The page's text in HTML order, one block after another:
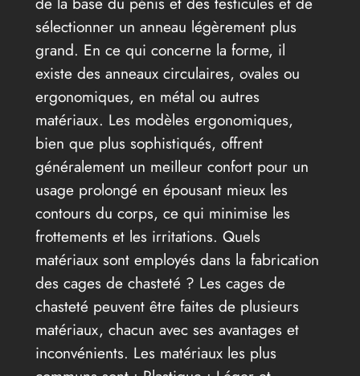
sélectionner un anneau légèrement plus
grand. En ce qui concerne la forme, il
existe des anneaux circulaires, ovales ou
ergonomiques, en métal ou autres
matériaux. Les modèles ergonomiques,
bien que plus sophistiqués, offrent
généralement un meilleur confort pour un
usage prolongé en épousant mieux les
contours du corps, ce qui minimise les
frottements et les irritations. Quels
matériaux sont employés dans la fabrication
des cages de chasteté ? Les cages de
chasteté peuvent être faites de plusieurs
matériaux, chacun avec ses avantages et
inconvénients. Les matériaux les plus